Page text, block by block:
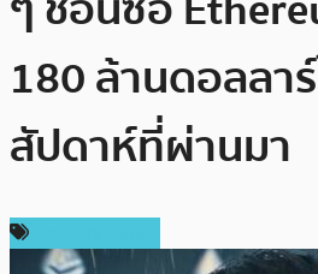
180 ล้านดอลลา
สัปดาห์ที่ผ่านมา